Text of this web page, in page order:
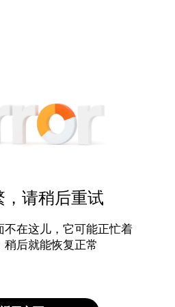
，请稍后重试
不在这儿，它可能正忙着
稍后就能恢复正常